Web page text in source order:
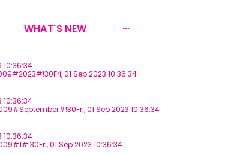
WHAT'S NEW ···
01 Sep 2023 10:36:34
01 Sep 2023 10:36:34
01 Sep 2023 10:36:34